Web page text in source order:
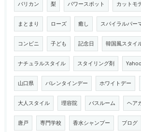
バリカン 梨 パワースポット カットモ
まとまり ローズ 癒し スパイラルパー
コンビニ 子ども 記念日 韓国風スタイ
ナチュラルスタイル スタイリング剤 Yahoo
山口県 バレンタインデー ホワイトデー
大人スタイル 理容院 バスルーム ヘア
唐戸 専門学校 香水シャンプー ブログ